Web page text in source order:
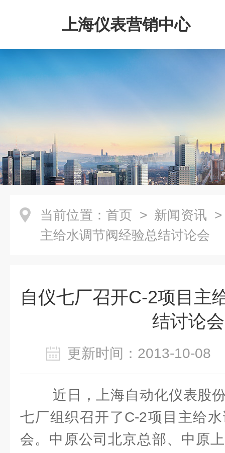
上海仪表营销中心
当前位置： 首页 > 新闻资讯
主给水调节阀经验总结讨论会
自仪七厂召开C-2项目主
结讨论会
更新时间：2013-10-
近日，上海自动化仪表股
七厂组织召开了C-2项目主给
会。中原公司北京总部、中原